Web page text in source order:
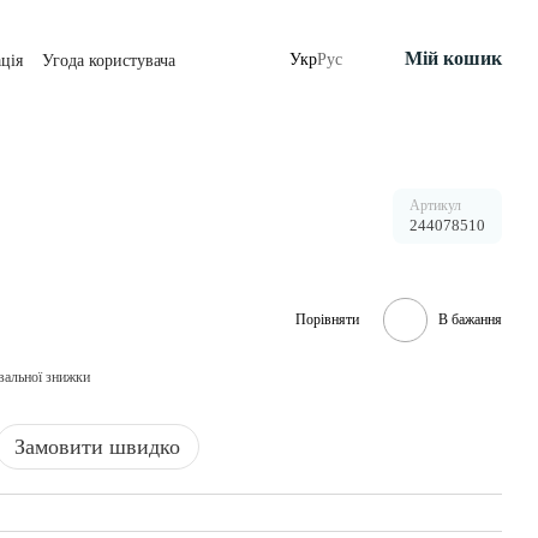
Угода користувача УкрРус Мій кошик
Артикул
244078510
Порівняти В бажання
знижки
Замовити швидко